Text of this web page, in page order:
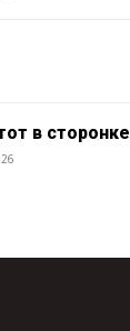
в сторонке